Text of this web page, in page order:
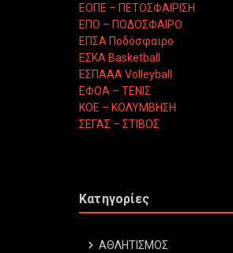
ΕΟΠΕ – ΠΕΤΟΣΦΑΙΡΙΣΗ
ΕΠΟ – ΠΟΔΟΣΦΑΙΡΟ
ΕΠΣΑ Ποδόσφαιρο
ΕΣΚΑ Basketball
ΕΣΠΑΑΑ Volleyball
ΕΦΟΑ – ΤΕΝΙΣ
ΚΟΕ – ΚΟΛΥΜΒΗΣΗ
ΣΕΓΑΣ – ΣΤΙΒΟΣ
Κατηγορίες
ΑΘΛΗΤΙΣΜΟΣ